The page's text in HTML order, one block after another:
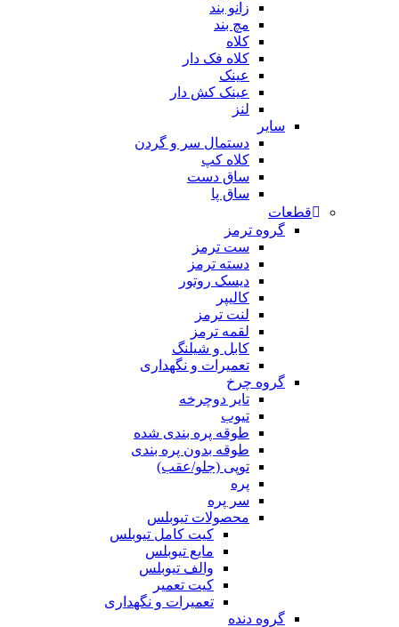
زانو بند
مچ بند
کلاه
کلاه فک دار
عینک
عینک کش دار
لنز
سایر
دستمال سر و گردن
کلاه کپ
ساق دست
ساق پا
قطعات
گروه ترمز
ست ترمز
دسته ترمز
دیسک روتور
کالیپر
لنت ترمز
لقمه ترمز
کابل و شیلنگ
تعمیرات و نگهداری
گروه چرخ
تایر دوچرخه
تیوب
طوقه پره بندی شده
طوقه بدون پره بندی
توپی (جلو/عقب)
پره
سر پره
محصولات تیوبلس
کیت کامل تیوبلس
مایع تیوبلس
والف تیوبلس
کیت تعمیر
تعمیرات و نگهداری
گروه دنده